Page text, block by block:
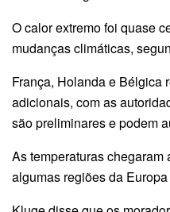
O calor extremo foi quase
mudanças climáticas,
França, Holanda e Bélgica
adicionais, com as
são preliminares e podem
As temperaturas
algumas regiões da